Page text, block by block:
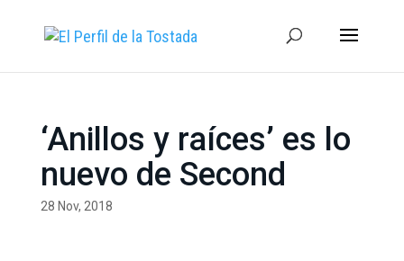
‘Anillos y raíces’ es lo
nuevo de Second
28 Nov, 2018